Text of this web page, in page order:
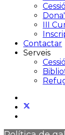
III
Contactar
Serveis